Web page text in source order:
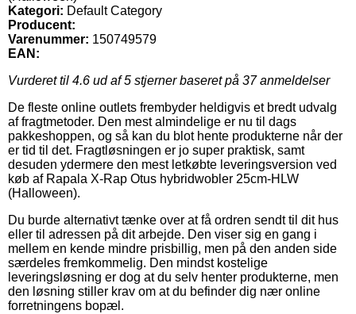
Kategori: Default Category
Producent:
Varenummer: 150749579
EAN:
Vurderet til 4.6 ud af 5 stjerner baseret på 37anmeldelser
De fleste online outlets frembyder heldigvis et bredt udvalg
af fragtmetoder. Den mest almindelige er nu til dags
pakkeshoppen, og så kan du blot hente produkterne når der
er tid til det. Fragtløsningen er jo super praktisk, samt
desuden ydermere den mest letkøbte leveringsversion ved
køb af Rapala X-Rap Otus hybridwobler 25cm-HLW
(Halloween).
Du burde alternativt tænke over at få ordren sendt til dit hus
eller til adressen på dit arbejde. Den viser sig en gang i
mellem en kende mindre prisbillig, men på den anden side
særdeles fremkommelig. Den mindst kostelige
leveringsløsning er dog at du selv henter produkterne, men
den løsning stiller krav om at du befinder dig nær online
forretningens bopæl.